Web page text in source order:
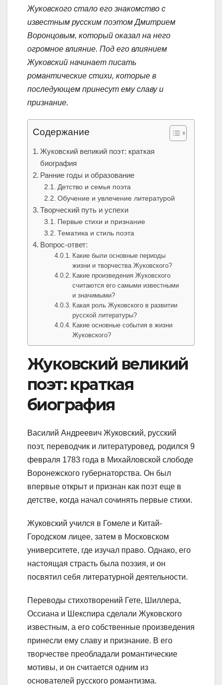
Жуковского стало его знакомство с
известным русским поэтом Дмитрием
Воронцовым, который оказал на него
огромное влияние. Под его влиянием
Жуковский начинает писать
романтические стихи, которые в
последующем принесут ему славу и
признание.
Содержание
Жуковский великий поэт: краткая
биография
Ранние годы и образование
Детство и семья поэта
Обучение и увлечение литературой
Творческий путь и успехи
Первые стихи и признание
Тематика и стиль поэта
Вопрос-ответ:
Какие были основные периоды
жизни и творчества Жуковского?
Какие произведения Жуковского
считаются его самыми известными
и значимыми?
Какая роль Жуковского в развитии
русской литературы?
Какие основные события в жизни
Жуковского?
Жуковский великий
поэт: краткая
биография
Василий Андреевич Жуковский, русский
поэт, переводчик и литературовед, родился 9
февраля 1783 года в Михайловской слободе
Воронежского губернаторства. Он был
впервые открыт и признан как поэт еще в
детстве, когда начал сочинять первые стихи.
Жуковский учился в Гомеле и Китай-
Городском лицее, затем в Московском
университете, где изучал право. Однако, его
настоящая страсть была поэзия, и он
посвятил себя литературной деятельности.
Переводы стихотворений Гете, Шиллера,
Оссиана и Шекспира сделали Жуковского
известным, а его собственные произведения
принесли ему славу и признание. В его
творчестве преобладали романтические
мотивы, и он считается одним из
основателей русского романтизма.